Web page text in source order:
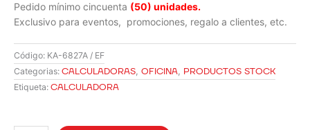
Pedido mínimo cincuenta (50) unidades.
Exclusivo para eventos, promociones, regalo a clientes, etc.
Código: KA-6827A / EF
Categorias: CALCULADORAS, OFICINA, PRODUCTOS STOCK
Etiqueta: CALCULADORA